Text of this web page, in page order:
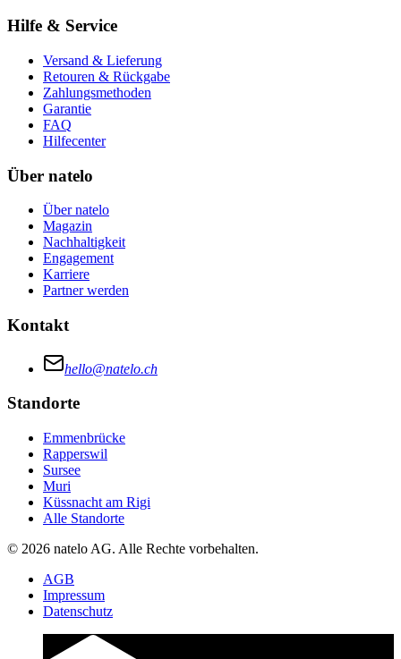
Hilfe & Service
Versand & Lieferung
Retouren & Rückgabe
Zahlungsmethoden
Garantie
FAQ
Hilfecenter
Über natelo
Über natelo
Magazin
Nachhaltigkeit
Engagement
Karriere
Partner werden
Kontakt
hello@natelo.ch
Standorte
Emmenbrücke
Rapperswil
Sursee
Muri
Küssnacht am Rigi
Alle Standorte
© 2026 natelo AG. Alle Rechte vorbehalten.
AGB
Impressum
Datenschutz